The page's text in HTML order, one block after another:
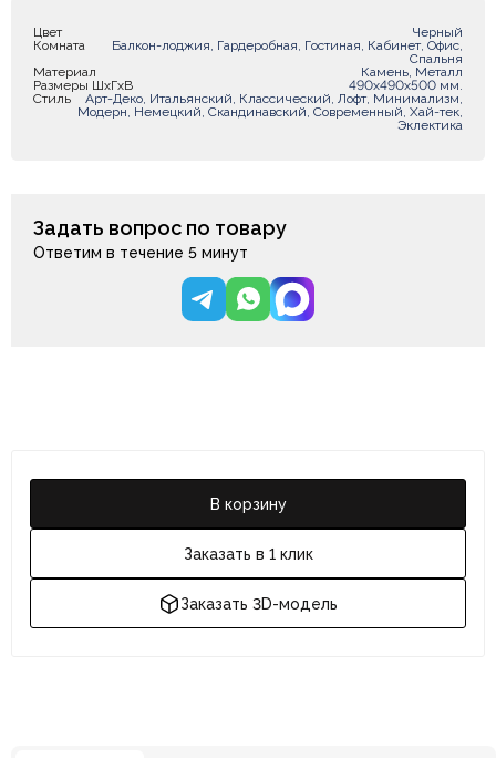
В корзину
Заказать в 1 клик
Заказать 3D-модель
Цвет
Черный
Комната
Балкон-лоджия, Гардеробная, Гостиная, Кабинет, Офис,
Спальня
Материал
Камень, Металл
Размеры ШxГxВ
490х490х500 мм.
Стиль
Арт-Деко, Итальянский, Классический, Лофт, Минимализм,
Модерн, Немецкий, Скандинавский, Современный, Хай-тек,
Эклектика
Задать вопрос по товару
Ответим в течение 5 минут